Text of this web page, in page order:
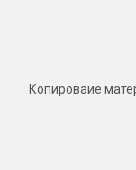
Копироваие